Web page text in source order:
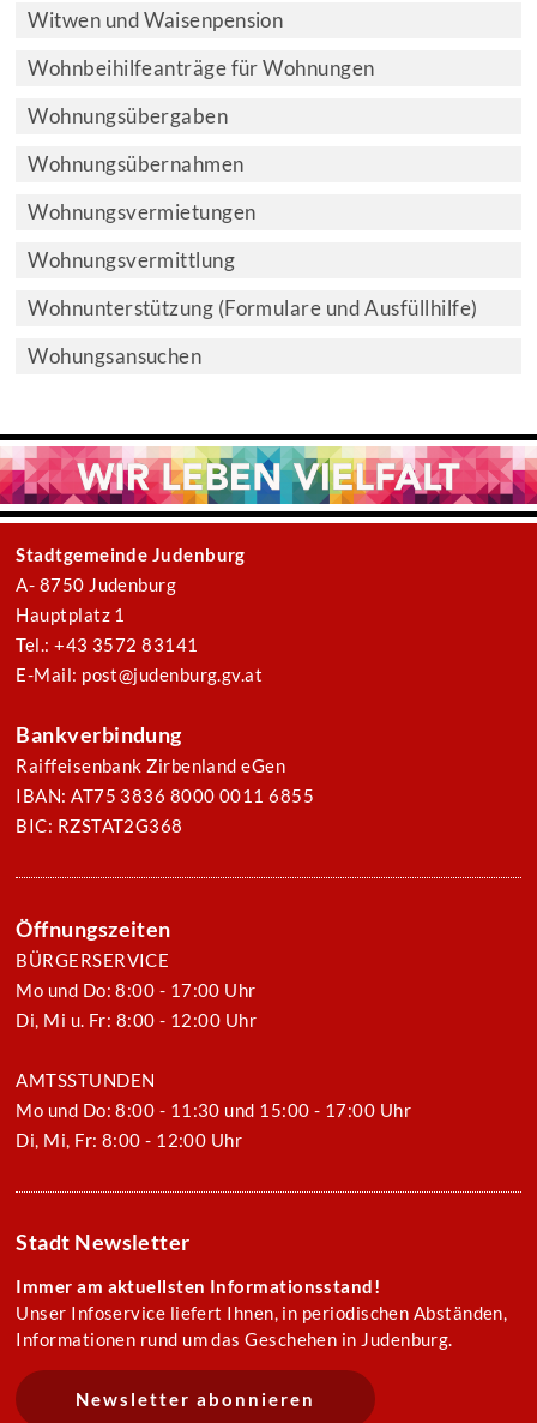
Witwen und Waisenpension
Wohnbeihilfeanträge für Wohnungen
Wohnungsübergaben
Wohnungsübernahmen
Wohnungsvermietungen
Wohnungsvermittlung
Wohnunterstützung (Formulare und Ausfüllhilfe)
Wohungsansuchen
Stadtgemeinde Judenburg
A- 8750 Judenburg
Hauptplatz 1
Tel.: +43 3572 83141
E-Mail: post@judenburg.gv.at
Bankverbindung
Raiffeisenbank Zirbenland eGen
IBAN: AT75 3836 8000 0011 6855
BIC: RZSTAT2G368
Öffnungszeiten
BÜRGERSERVICE
Mo und Do: 8:00 - 17:00 Uhr
Di, Mi u. Fr: 8:00 - 12:00 Uhr
AMTSSTUNDEN
Mo und Do: 8:00 - 11:30 und 15:00 - 17:00 Uhr
Di, Mi, Fr: 8:00 - 12:00 Uhr
Stadt Newsletter
Immer am aktuellsten Informationsstand!
Unser Infoservice liefert Ihnen, in periodischen Abständen,
Informationen rund um das Geschehen in Judenburg.
Newsletter abonnieren